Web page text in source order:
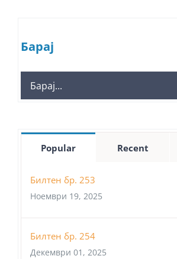
Барај
Search
for:
Popular Recent
Билтен бр. 253
Ноември 19, 2025
Билтен бр. 254
Декември 01, 2025